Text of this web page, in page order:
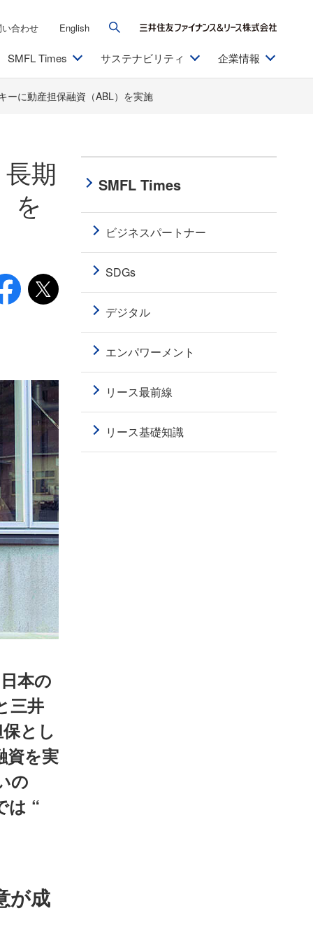
合わせ English
SMFL Times サステナビリティ 企業情報
ーに動産担保融資（ABL）を実施
期
を
本の
三井
とし
資を実
の
は “
が成
SMFL Times
ビジネスパートナー
SDGs
デジタル
エンパワーメント
リース最前線
リース基礎知識